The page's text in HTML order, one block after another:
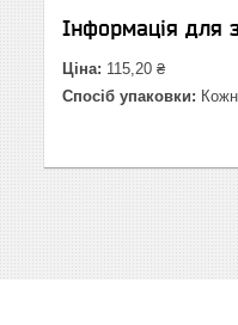
Інформація для
Ціна: 115,20 ₴
Спосіб упаковки: